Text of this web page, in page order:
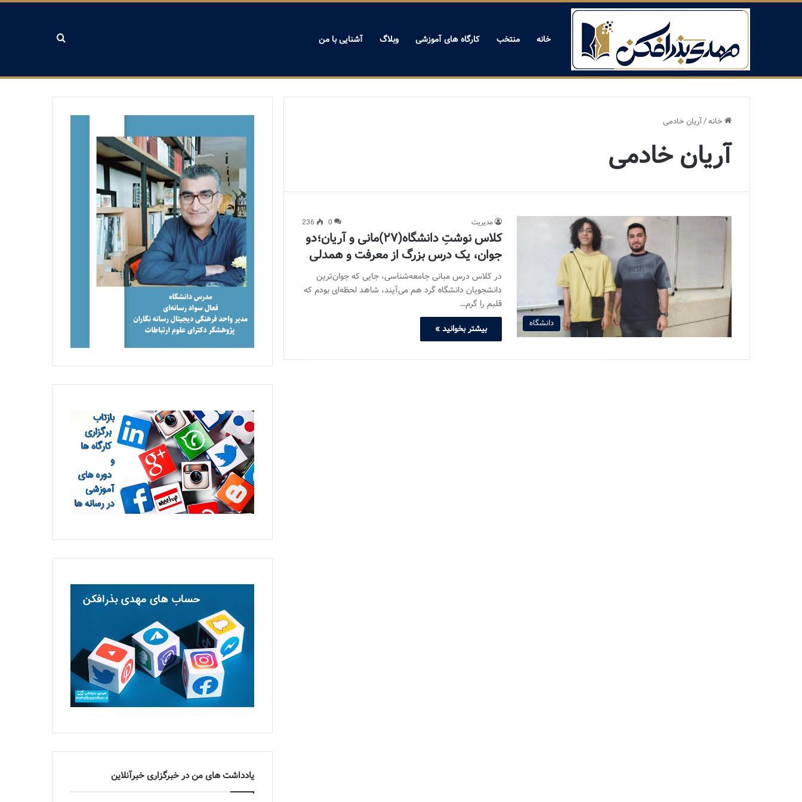
خانه منتخب کارگاه های آموزشی وبلاگ آشنایی با من
خانه/آریان خادمی
آریان خادمی
دانشگاه
مدیریت 0
236
کلاس نوشتِ دانشگاه(۲۷)مانی و آریان؛دو
جوان، یک درس بزرگ از معرفت و همدلی
در کلاس درس مبانی جامعه‌شناسی، جایی که جوان‌ترین
دانشجویان دانشگاه گرد هم می‌آیند، شاهد لحظه‌ای بودم که
قلبم را گرم…
بیشتر بخوانید »
یادداشت های من در خبرگزاری خبرآنلاین